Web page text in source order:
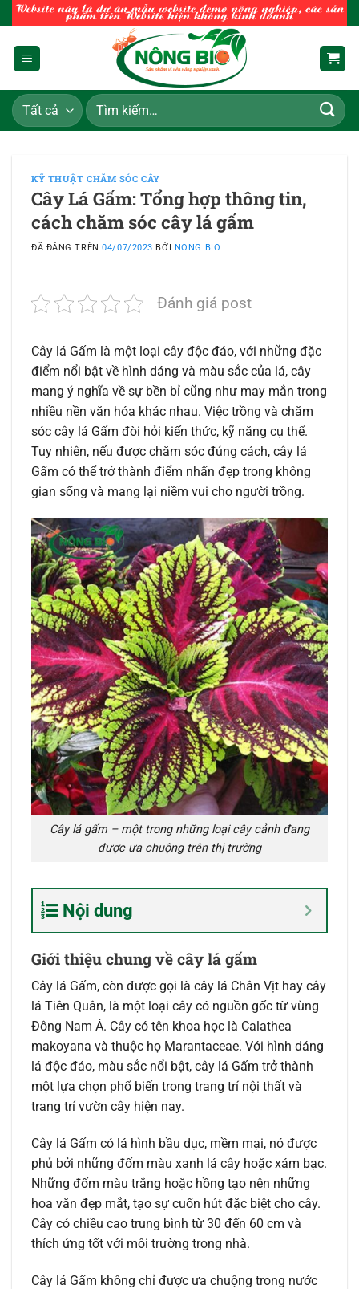
Chuyển
đến
nội
dung
Tìm
kiếm:
KỸ THUẬT CHĂM SÓC CÂY
Cây Lá Gấm: Tổng hợp thông tin,
cách chăm sóc cây lá gấm
ĐÃ ĐĂNG TRÊN04/07/2023 BỞI NONG BIO
Đánh giá post
Cây lá Gấm là một loại cây độc đáo, với những đặc
điểm nổi bật về hình dáng và màu sắc của lá, cây
mang ý nghĩa về sự bền bỉ cũng như may mắn trong
nhiều nền văn hóa khác nhau. Việc trồng và chăm
sóc cây lá Gấm đòi hỏi kiến thức, kỹ năng cụ thể.
Tuy nhiên, nếu được chăm sóc đúng cách, cây lá
Gấm có thể trở thành điểm nhấn đẹp trong không
gian sống và mang lại niềm vui cho người trồng.
Cây lá gấm – một trong những loại cây cảnh đang
được ưa chuộng trên thị trường
Nội dung
Giới thiệu chung về cây lá gấm
Cây lá Gấm, còn được gọi là cây lá Chân Vịt hay cây
lá Tiên Quân, là một loại cây có nguồn gốc từ vùng
Đông Nam Á. Cây có tên khoa học là Calathea
makoyana và thuộc họ Marantaceae. Với hình dáng
lá độc đáo, màu sắc nổi bật, cây lá Gấm trở thành
một lựa chọn phổ biến trong trang trí nội thất và
trang trí vườn cây hiện nay.
Cây lá Gấm có lá hình bầu dục, mềm mại, nó được
phủ bởi những đốm màu xanh lá cây hoặc xám bạc.
Những đốm màu trắng hoặc hồng tạo nên những
hoa văn đẹp mắt, tạo sự cuốn hút đặc biệt cho cây.
Cây có chiều cao trung bình từ 30 đến 60 cm và
thích ứng tốt với môi trường trong nhà.
Cây lá Gấm không chỉ được ưa chuộng trong nước